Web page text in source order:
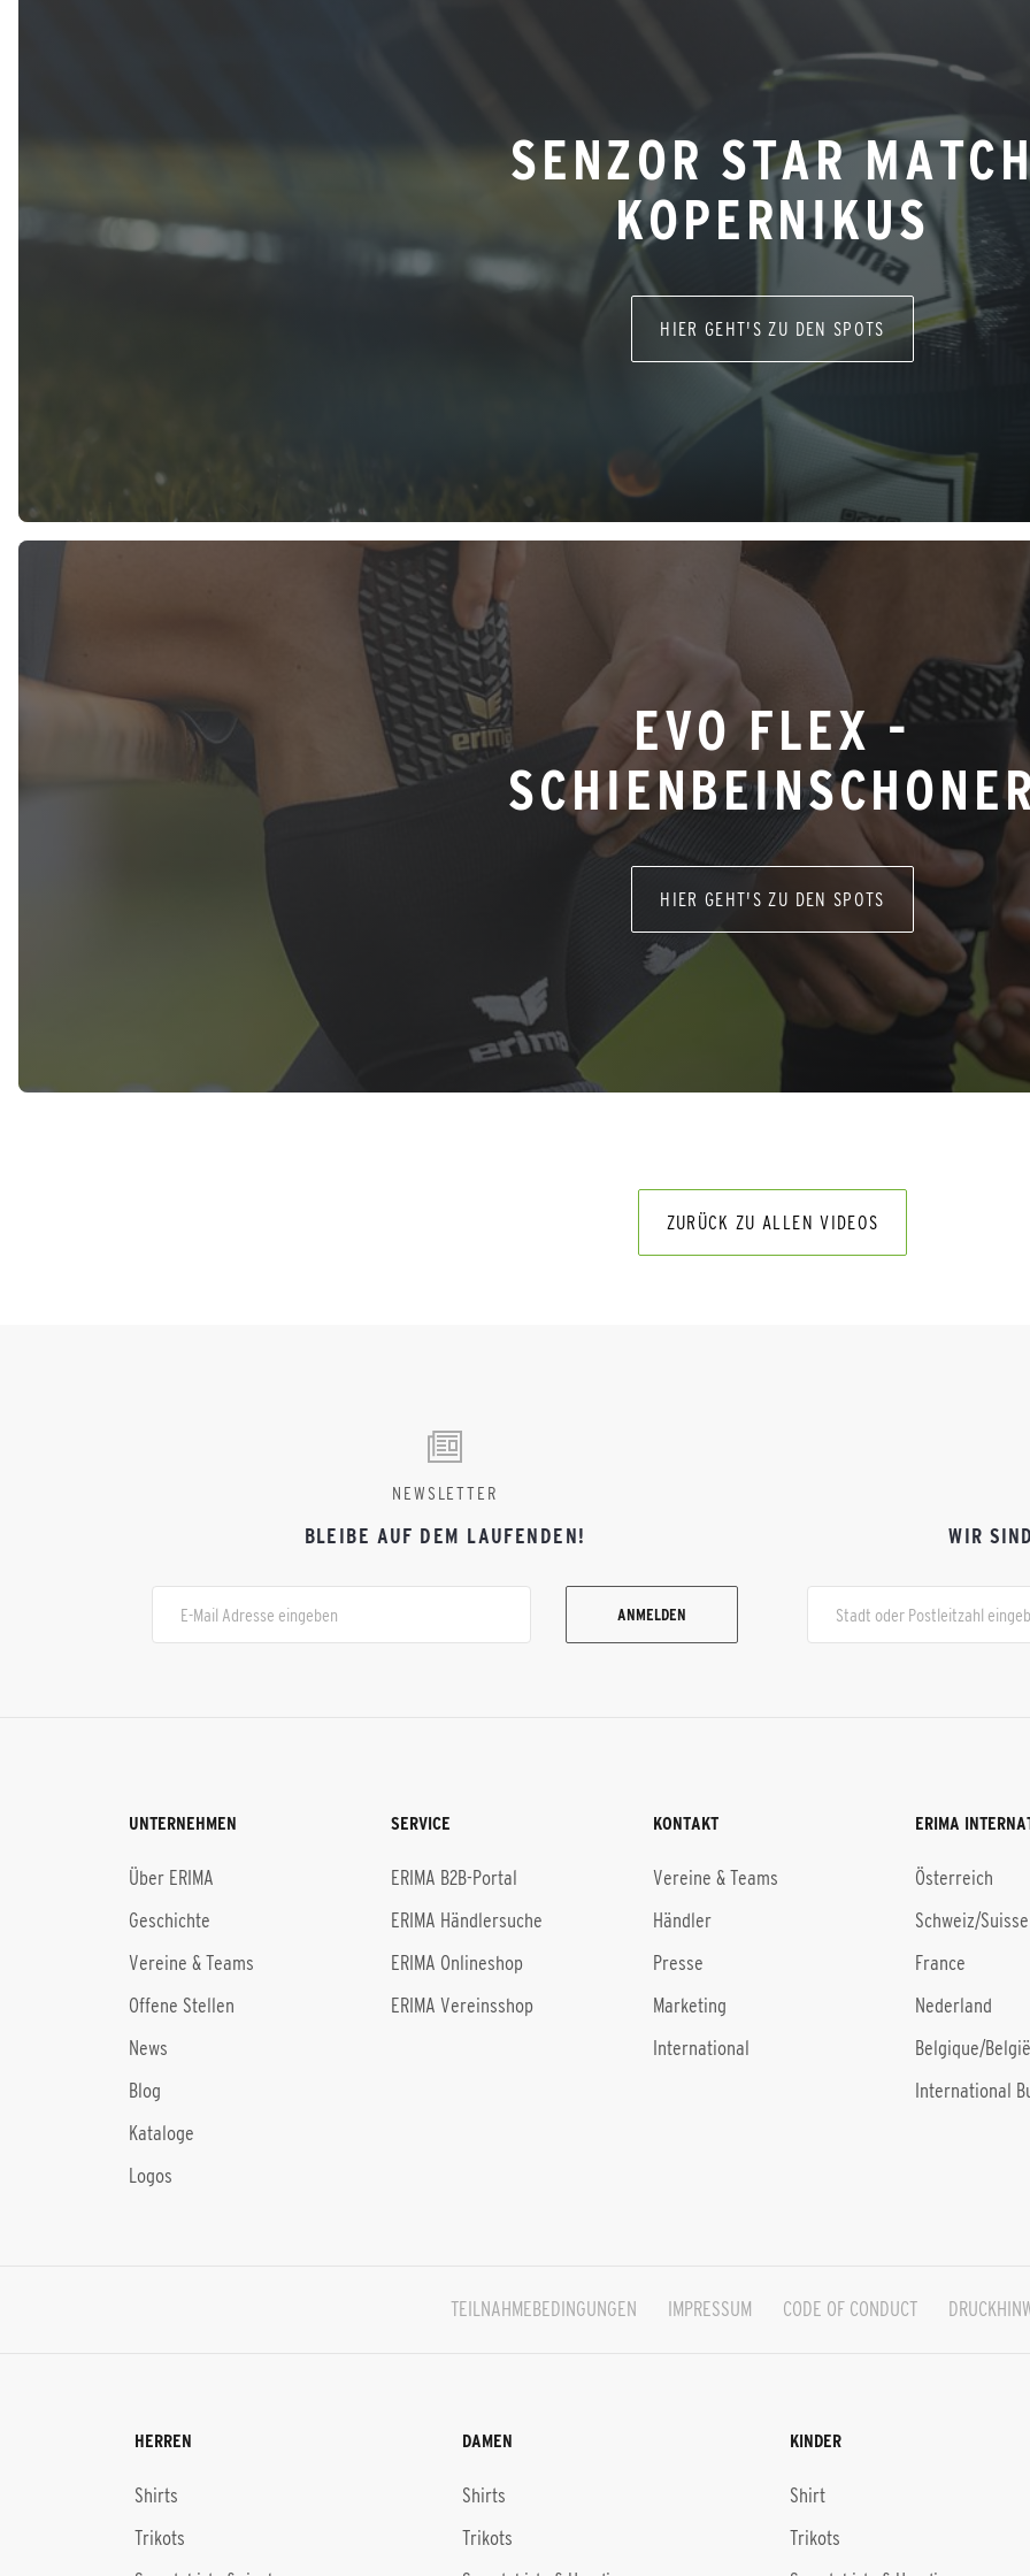
SENZOR STAR
KOPERNIKUS
HIER GEHT'S ZU DEN SPOTS
EVO FLEX -
HIER GEHT'S ZU DEN SPOTS
ZURÜCK ZU ALLEN VIDEOS
NEWSLETTER
BLEIBE AUF DEM LAUFENDEN!
ANMELDEN
WIR
UNTERNEHMEN
Über ERIMA
Geschichte
Vereine & Teams
Offene Stellen
News
Blog
Kataloge
Logos
SERVICE
ERIMA B2B-Portal
ERIMA Händlersuche
ERIMA Onlineshop
ERIMA Vereinsshop
KONTAKT
Vereine & Teams
Händler
Presse
Marketing
International
ERIMA
Österreich
Schweiz/Suisse
France
Nederland
Belgique/België
International
TEILNAHMEBEDINGUNGEN IMPRESSUM CODE OF CONDUCT
HERREN
Shirts
Trikots
DAMEN
Shirts
Trikots
KINDER
Shirt
Trikots